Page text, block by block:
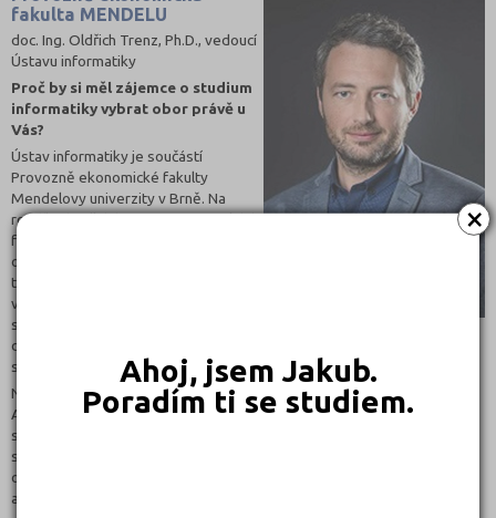
×
Ahoj, jsem Jakub.
Poradím ti se studiem.
fakulta MENDELU
doc. Ing. Oldřich Trenz, Ph.D., vedoucí
Ústavu informatiky
Proč by si měl zájemce o studium
informatiky vybrat obor právě u
Vás?
Ústav informatiky je součástí
Provozně ekonomické fakulty
Mendelovy univerzity v Brně. Na
rozdíl od velkých, ryze informatických
fakult, přijímáme do svých oborů
omezený počet studentů. Výuka je
tím osobnější a máme víc prostoru
věnovat se jednotlivcům. Díky tomu
se naši studenti velmi často zapojují
do výzkumných projektů nebo spolupracují přímo s firmami už během
studia.
Nabízíme dva studijní programy – Otevřenou informatiku a
Administraci IS/ICT. U Otevřené informatiky je výhodou unikátní
struktura studia. V prvním ročníku si všichni studenti projdou
společným základem, který pomůže srovnat úroveň znalostí v různých
oblastech. Poté si každý student vybírá dvě zaměření, v rámci kterých
absolvuje čtyři na sebe navazující kurzy.